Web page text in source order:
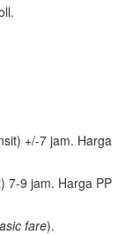
+/-7 jam. Harga
7-9 jam. Harga PP
fare).